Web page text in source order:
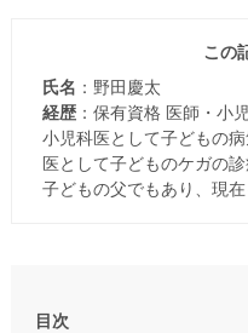
この
氏名 ：野田慶太
経歴 ：保有資格 医師・小
小児科医として子どもの
医として子どものケガの
子どもの父でもあり、現在
目次